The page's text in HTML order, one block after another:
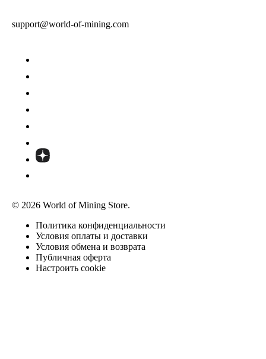
support@world-of-mining.com
© 2026 World of Mining Store.
Политика конфиденциальности
Условия оплаты и доставки
Условия обмена и возврата
Публичная оферта
Настроить cookie